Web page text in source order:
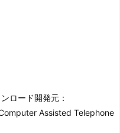
ロード開発元：
Assisted Telephone